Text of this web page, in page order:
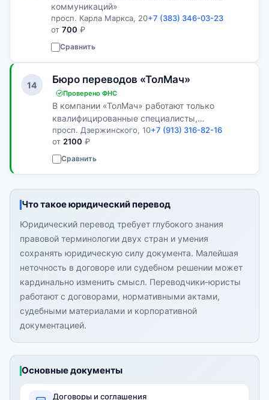
коммуникаций»
просп. Карла Маркса, 20+7 (383) 346-03-23
от 700 ₽
Сравнить
14 Бюро переводов «ТолМач»
Проверено ФНС
В компании «ТолМач» работают только
квалифицированные специалисты,
доказавшие свою прибыль.
просп. Дзержинского, 10+7 (913) 316-82-16
от 2100 ₽
Сравнить
Что такое юридический перевод
Юридический перевод требует глубокого знания
правовой терминологии двух стран и умения
сохранять юридическую силу документа. Малейшая
неточность в договоре или судебном решении может
кардинально изменить смысл. Переводчики-юристы
работают с договорами, нормативными актами,
судебными материалами и корпоративной
документацией.
Основные документы
Договоры и соглашения